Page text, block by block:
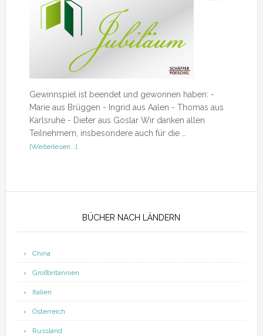
Gewinnspiel ist beendet und gewonnen haben: -
Marie aus Brüggen - Ingrid aus Aalen - Thomas aus
Karlsruhe - Dieter aus Goslar Wir danken allen
Teilnehmern, insbesondere auch für die …
[Weiterlesen...]ÜberJubiläumsgewinnspiel
BÜCHER NACH LÄNDERN
China
Großbritannien
Italien
Österreich
Russland